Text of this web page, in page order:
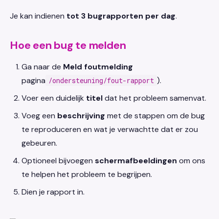
Je kan indienen tot 3 bugrapporten per dag.
Hoe een bug te melden
Ga naar de Meld foutmelding
pagina /ondersteuning/fout-rapport ).
Voer een duidelijk titeldat het probleem samenvat.
Voeg een beschrijving met de stappen om de bug
te reproduceren en wat je verwachtte dat er zou
gebeuren.
Optioneel bijvoegen schermafbeeldingen om ons
te helpen het probleem te begrijpen.
Dien je rapport in.